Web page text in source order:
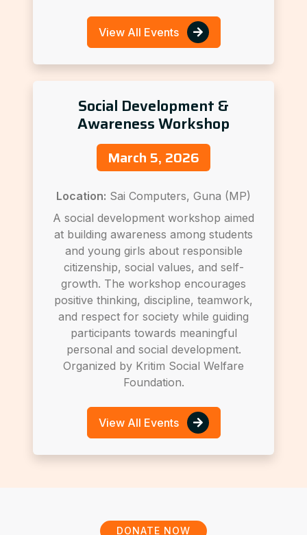
View All Events
Social Development &
Awareness Workshop
March 5, 2026
Location: Sai Computers, Guna (MP)
A social development workshop aimed
at building awareness among students
and young girls about responsible
citizenship, social values, and self-
growth. The workshop encourages
positive thinking, discipline, teamwork,
and respect for society while guiding
participants towards meaningful
personal and social development.
Organized by Kritim Social Welfare
Foundation.
View All Events
DONATE NOW